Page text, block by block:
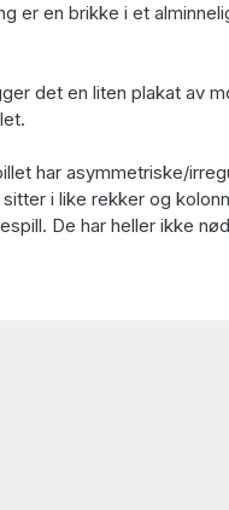
er en brikke i et
det en liten plakat av
har asymmetriske/
i like rekker og
De har heller ikke